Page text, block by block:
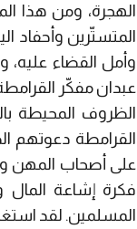
الهجرة، ومن هذا
المتستّرين وأحفاد
وأمل القضاء
الظروف المحيطة
القرامطة دعوتهم
على أصحاب المهن
فكرة إشاعة المال
المسلمين. لقد